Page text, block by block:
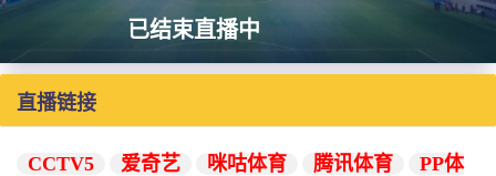
已结束直播中
直播链接
CCTV5 爱奇艺 咪咕体育 腾讯体育
PP体